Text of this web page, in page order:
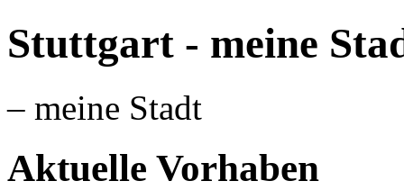
Stuttgart - meine
– meine Stadt
Aktuelle Vorhaben